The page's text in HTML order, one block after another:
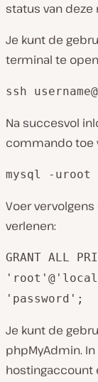
status van
Je kunt de
terminal te
ssh
Na succesvol
commando toe
mysql -uroot
Voer
verlenen:
GRANT ALL
'password';
Je kunt de
phpMyAdmin.
hostingaccount